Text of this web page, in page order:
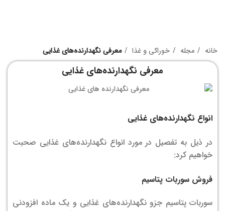
خانه مجله خوراکی و غذا معرفی نگهدارنده‌های غذایی
معرفی نگهدارنده‌های غذایی
انواع نگهدارنده‌های غذایی
در ذیل به تفصیل در مورد انواع نگهدارنده‌های غذایی صحبت
خواهیم کرد:
فروش سوربات پتاسیم
سوربات پتاسیم جزو نگهدارنده‌های غذایی و یک ماده افزودنی